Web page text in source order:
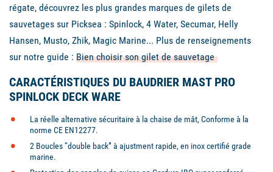
régate, découvrez les plus grandes marques de gilets de
sauvetages sur Picksea : Spinlock, 4 Water, Secumar, Helly
Hansen, Musto, Zhik, Magic Marine... Plus de renseignements
sur notre guide : Bien choisir son gilet de sauvetage
CARACTÉRISTIQUES DU BAUDRIER MAST PRO
SPINLOCK DECK WARE
La réelle alternative sécuritaire à la chaise de mât, Conforme à la
norme CE EN12277.
2 Boucles “double back” à ajustment rapide, en inox certifié grade
marine.